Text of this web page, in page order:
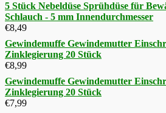
5 Stück Nebeldüse Sprühdüse für
Schlauch - 5 mm Innendurchmesser
€8,49
Gewindemuffe Gewindemutter
Zinklegierung 20 Stück
€8,99
Gewindemuffe Gewindemutter
Zinklegierung 20 Stück
€7,99